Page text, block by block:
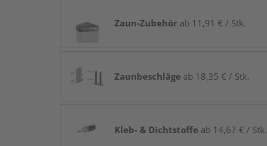
Zaun-Zubehör ab 11,91 € / Stk.
Zaunbeschläge ab 18,35 € / Stk.
Kleb- & Dichtstoffe ab 14,67 € / Stk.